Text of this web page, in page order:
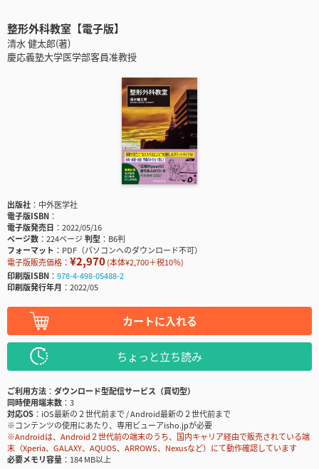
整形外科教室【電子版】
清水 健太郎(著)
慶応義塾大学医学部客員准教授
出版社
中外医学社
電子版ISBN
電子版発売日
2022/05/16
ページ数
224ページ判型
B6判
フォーマット
PDF（パソコンへのダウンロード不可）
電子版販売価格： ¥2,970(本体¥2,700＋税10％)
印刷版ISBN
978-4-498-05488-2
印刷版発行年月
2022/05
カートに入れる
ちょっと立ち読み
ご利用方法
ダウンロード型配信サービス（買切型）
同時使用端末数
3
対応OS
iOS最新の２世代前まで / Android最新の２世代前まで
※コンテンツの使用にあたり、専用ビューアisho.jpが必要
※Androidは、Android２世代前の端末のうち、国内キャリア経由で販売されている端
末（Xperia、GALAXY、AQUOS、ARROWS、Nexusなど）にて動作確認しています
必要メモリ容量
184 MB以上